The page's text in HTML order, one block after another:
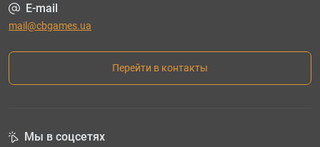
E-mail
mail@cbgames.ua
Перейти в контакты
Мы в соцсетях